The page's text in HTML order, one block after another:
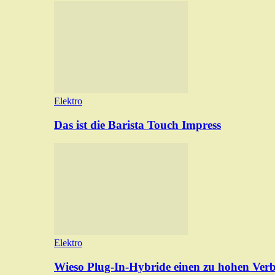
Elektro
Das ist die Barista Touch Impress
Elektro
Wieso Plug-In-Hybride einen zu hohen